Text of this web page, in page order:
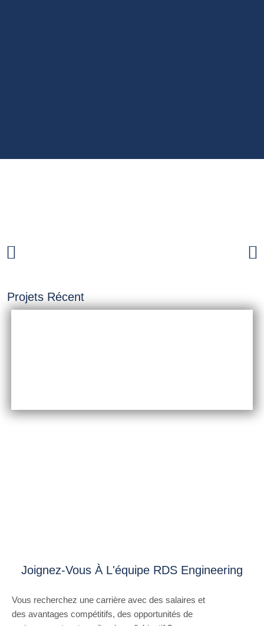
Projets Récent
Joignez-Vous À L'équipe RDS Engineering
Vous recherchez une carrière avec des salaires et
des avantages compétitifs, des opportunités de